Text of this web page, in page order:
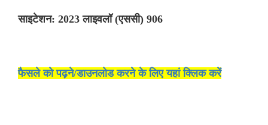
साइटेशन: 2023 लाइवलॉ (एससी) 906
फैसले को पढ़ने/डाउनलोड करने के लिए यहां क्लिक करें